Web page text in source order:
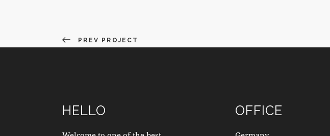
PREV PROJECT
HELLO OFFICE